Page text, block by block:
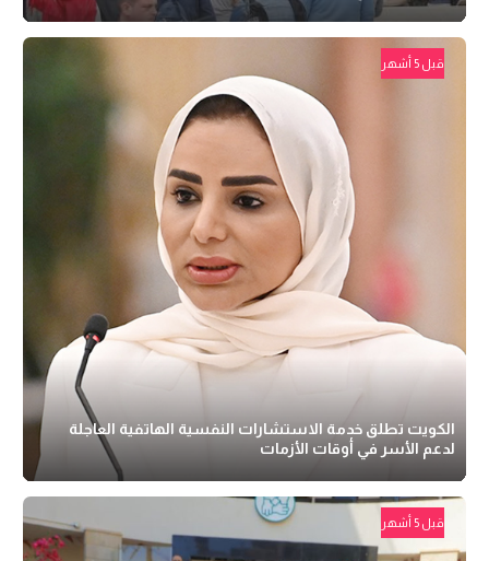
قبل 5 أشهر
الكويت تطلق خدمة الاستشارات النفسية الهاتفية العاجلة
لدعم الأسر في أوقات الأزمات
قبل 5 أشهر